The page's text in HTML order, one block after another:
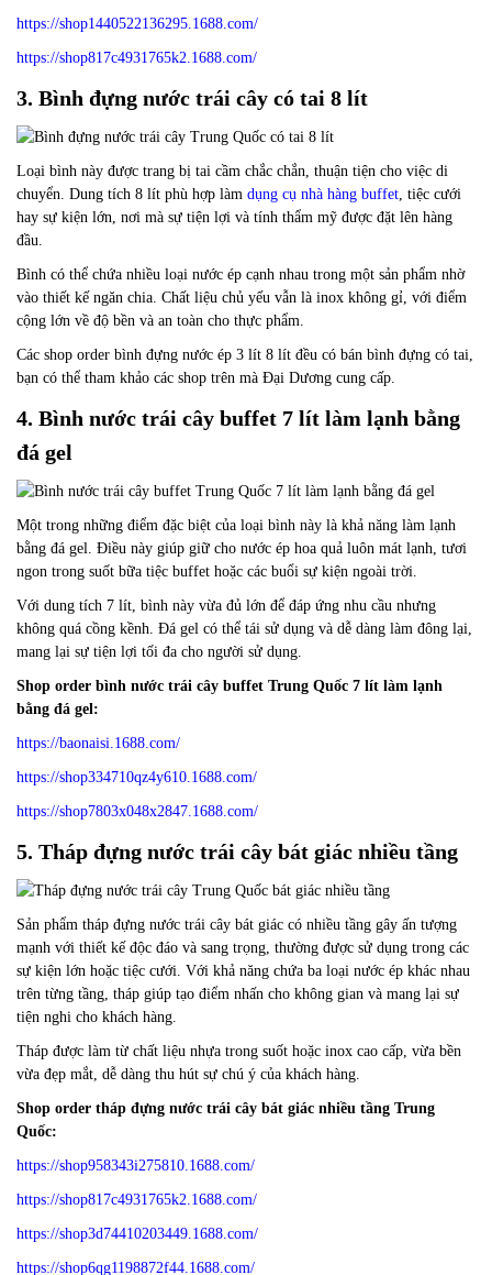
https://shop1440522136295.1688.com/
https://shop817c4931765k2.1688.com/
3. Bình đựng nước trái cây có tai 8 lít
Loại bình này được trang bị tai cầm chắc chắn, thuận tiện cho việc di
chuyển. Dung tích 8 lít phù hợp làm dụng cụ nhà hàng buffet, tiệc cưới
hay sự kiện lớn, nơi mà sự tiện lợi và tính thẩm mỹ được đặt lên hàng
đầu.
Bình có thể chứa nhiều loại nước ép cạnh nhau trong một sản phẩm nhờ
vào thiết kế ngăn chia. Chất liệu chủ yếu vẫn là inox không gỉ, với điểm
cộng lớn về độ bền và an toàn cho thực phẩm.
Các shop order bình đựng nước ép 3 lít 8 lít đều có bán bình đựng có tai,
bạn có thể tham khảo các shop trên mà Đại Dương cung cấp.
4. Bình nước trái cây buffet 7 lít làm lạnh bằng
đá gel
Một trong những điểm đặc biệt của loại bình này là khả năng làm lạnh
bằng đá gel. Điều này giúp giữ cho nước ép hoa quả luôn mát lạnh, tươi
ngon trong suốt bữa tiệc buffet hoặc các buổi sự kiện ngoài trời.
Với dung tích 7 lít, bình này vừa đủ lớn để đáp ứng nhu cầu nhưng
không quá cồng kềnh. Đá gel có thể tái sử dụng và dễ dàng làm đông lại,
mang lại sự tiện lợi tối đa cho người sử dụng.
Shop order bình nước trái cây buffet Trung Quốc 7 lít làm lạnh
bằng đá gel:
https://baonaisi.1688.com/
https://shop334710qz4y610.1688.com/
https://shop7803x048x2847.1688.com/
5. Tháp đựng nước trái cây bát giác nhiều tầng
Sản phẩm tháp đựng nước trái cây bát giác có nhiều tầng gây ấn tượng
mạnh với thiết kế độc đáo và sang trọng, thường được sử dụng trong các
sự kiện lớn hoặc tiệc cưới. Với khả năng chứa ba loại nước ép khác nhau
trên từng tầng, tháp giúp tạo điểm nhấn cho không gian và mang lại sự
tiện nghi cho khách hàng.
Tháp được làm từ chất liệu nhựa trong suốt hoặc inox cao cấp, vừa bền
vừa đẹp mắt, dễ dàng thu hút sự chú ý của khách hàng.
Shop order tháp đựng nước trái cây bát giác nhiều tầng Trung
Quốc:
https://shop958343i275810.1688.com/
https://shop817c4931765k2.1688.com/
https://shop3d74410203449.1688.com/
https://shop6qg1198872f44.1688.com/